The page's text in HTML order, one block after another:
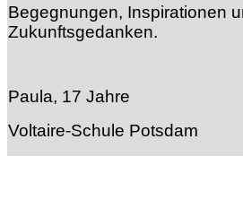
Begegnungen, Inspirationen
Zukunftsgedanken.
Paula, 17 Jahre
Voltaire-Schule Potsdam